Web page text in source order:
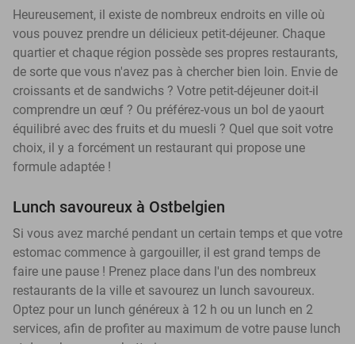
Heureusement, il existe de nombreux endroits en ville où
vous pouvez prendre un délicieux petit-déjeuner. Chaque
quartier et chaque région possède ses propres restaurants,
de sorte que vous n'avez pas à chercher bien loin. Envie de
croissants et de sandwichs ? Votre petit-déjeuner doit-il
comprendre un œuf ? Ou préférez-vous un bol de yaourt
équilibré avec des fruits et du muesli ? Quel que soit votre
choix, il y a forcément un restaurant qui propose une
formule adaptée !
Lunch savoureux à Ostbelgien
Si vous avez marché pendant un certain temps et que votre
estomac commence à gargouiller, il est grand temps de
faire une pause ! Prenez place dans l'un des nombreux
restaurants de la ville et savourez un lunch savoureux.
Optez pour un lunch généreux à 12 h ou un lunch en 2
services, afin de profiter au maximum de votre pause lunch